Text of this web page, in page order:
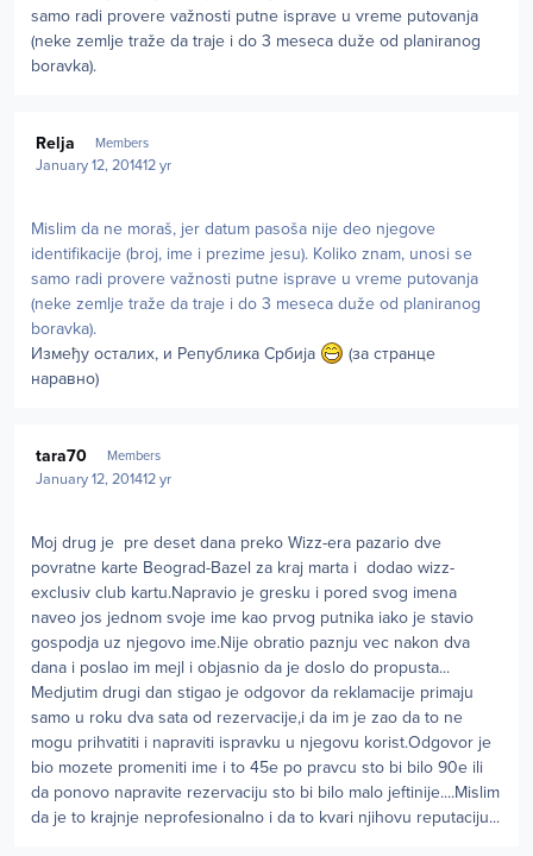
samo radi provere važnosti putne isprave u vreme putovanja
(neke zemlje traže da traje i do 3 meseca duže od planiranog
boravka).
Relja Members
January 12, 201412 yr
Mislim da ne moraš, jer datum pasoša nije deo njegove
identifikacije (broj, ime i prezime jesu). Koliko znam, unosi se
samo radi provere važnosti putne isprave u vreme putovanja
(neke zemlje traže da traje i do 3 meseca duže od planiranog
boravka).
Између осталих, и Република Србија
(за странце
наравно)
tara70 Members
January 12, 201412 yr
Moj drug je pre deset dana preko Wizz-era pazario dve
povratne karte Beograd-Bazel za kraj marta i dodao wizz-
exclusiv club kartu.Napravio je gresku i pored svog imena
naveo jos jednom svoje ime kao prvog putnika iako je stavio
gospodja uz njegovo ime.Nije obratio paznju vec nakon dva
dana i poslao im mejl i objasnio da je doslo do propusta...
Medjutim drugi dan stigao je odgovor da reklamacije primaju
samo u roku dva sata od rezervacije,i da im je zao da to ne
mogu prihvatiti i napraviti ispravku u njegovu korist.Odgovor je
bio mozete promeniti ime i to 45e po pravcu sto bi bilo 90e ili
da ponovo napravite rezervaciju sto bi bilo malo jeftinije....Mislim
da je to krajnje neprofesionalno i da to kvari njihovu reputaciju...